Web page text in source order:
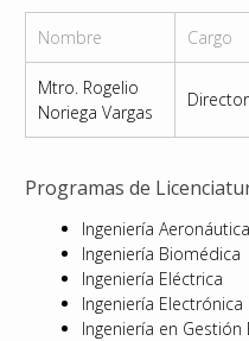
Nombre Cargo
Mtro. Rogelio
Noriega Vargas
Director
Programas de
Ingeniería Aeronáutica
Ingeniería Biomédica
Ingeniería Eléctrica
Ingeniería Electrónica
Ingeniería en Gestión